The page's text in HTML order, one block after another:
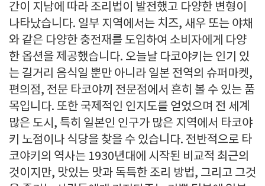
간이 지남에 따라 조리법이 발전했고 다양한 변형이
나타났습니다. 일부 지역에서는 치즈, 새우 또는 야채
와 같은 다양한 충전재를 도입하여 소비자에게 다양
한 옵션을 제공했습니다. 오늘날 다코야키는 인기 있
는 길거리 음식일 뿐만 아니라 일본 전역의 슈퍼마켓,
편의점, 전문 타코야끼 전문점에서 흔히 볼 수 있는 품
목입니다. 또한 국제적인 인지도를 얻었으며 전 세계
많은 도시, 특히 일본인 인구가 많은 지역에서 타코야
키 노점이나 식당을 찾을 수 있습니다. 전반적으로 타
코야키의 역사는 1930년대에 시작된 비교적 최근의
것이지만, 맛있는 맛과 독특한 조리 방법, 그리고 그것